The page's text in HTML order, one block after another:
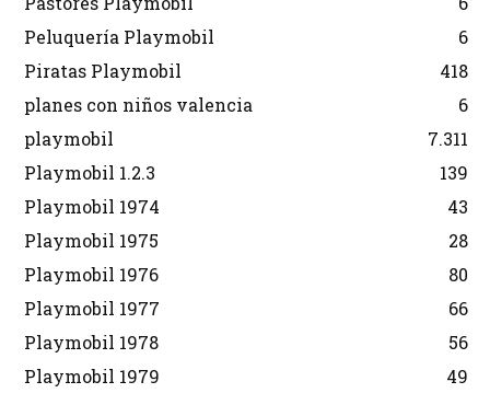
Peluquería Playmobil
6
Piratas Playmobil
418
planes con niños valencia
6
playmobil
7.311
Playmobil 1.2.3
139
Playmobil 1974
43
Playmobil 1975
28
Playmobil 1976
80
Playmobil 1977
66
Playmobil 1978
56
Playmobil 1979
49